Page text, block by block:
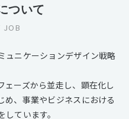
ついて
JOB
ュニケーションデザイン戦略
ェーズから並走し、顕在化し
め、事業やビジネスにおける
ています。